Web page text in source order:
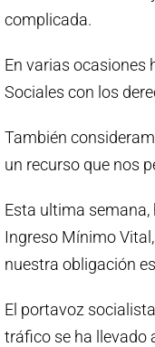
complicada.
En varias ocasiones
Sociales con los
También
un recurso que nos
Esta ultima
Ingreso Mínimo
nuestra obligación
El portavoz
tráfico se ha llevado